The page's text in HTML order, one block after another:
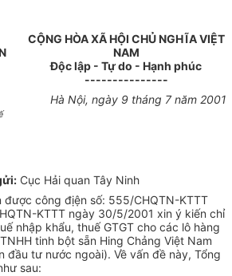
CỘNG HÒA XÃ HỘI CHỦ NGHĨA VIỆT
NAM
Độc lập - Tự do - Hạnh phúc
---------------
Hà Nội, ngày 9 tháng 7 năm 2001
Cục Hải quan Tây Ninh
được công địện số: 555/CHQTN-KTTT
KTTT ngày 30/5/2001 xin ý kiến chỉ
nhập khẩu, thuế GTGT cho các lô hàng
tinh bột sẵn Hing Chảng Việt Nam
đầu tư nước ngoài). Về vấn đề này, Tổng
sau: